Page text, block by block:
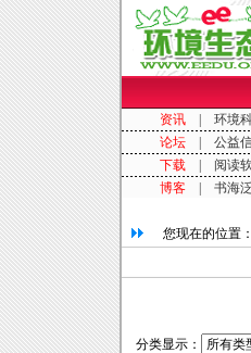
您现在的位置：
分类显示：